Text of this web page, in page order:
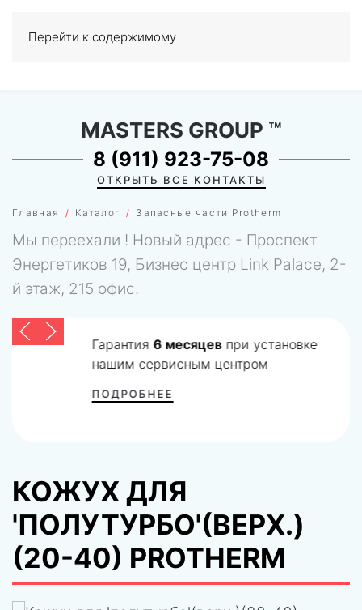
Перейти к содержимому
0
Главная Каталог Запасные части Protherm
MASTERS GROUP ™
8 (911) 923-75-08
ОТКРЫТЬ ВСЕ КОНТАКТЫ
Мы переехали ! Новый адрес - Проспект
Энергетиков 19, Бизнес центр Link Palace, 2-
й этаж, 215 офис.
Гарантия 6 месяцевпри установке
нашим сервисным центром
ПОДРОБНЕЕ
КОЖУХ ДЛЯ
'ПОЛУТУРБО'(ВЕРХ.)
(20-40) PROTHERM